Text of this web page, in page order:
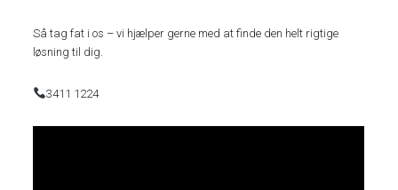
Så tag fat i os – vi hjælper gerne med at finde den helt rigtige
løsning til dig.
3411 1224